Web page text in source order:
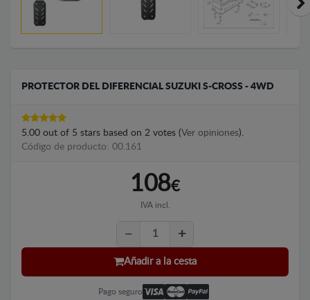
PROTECTOR DEL DIFERENCIAL SUZUKI S-CROSS - 4WD
5.00 out of 5 stars based on 2 votes (Ver opiniones).
Código de producto: 00.161
108€
IVA incl.
Añadir a la cesta
Pago seguro